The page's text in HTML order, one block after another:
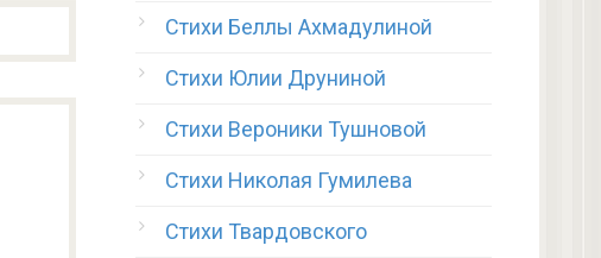
Стихи Беллы Ахмадулиной
Стихи Юлии Друниной
Стихи Вероники Тушновой
Стихи Николая Гумилева
Стихи Твардовского